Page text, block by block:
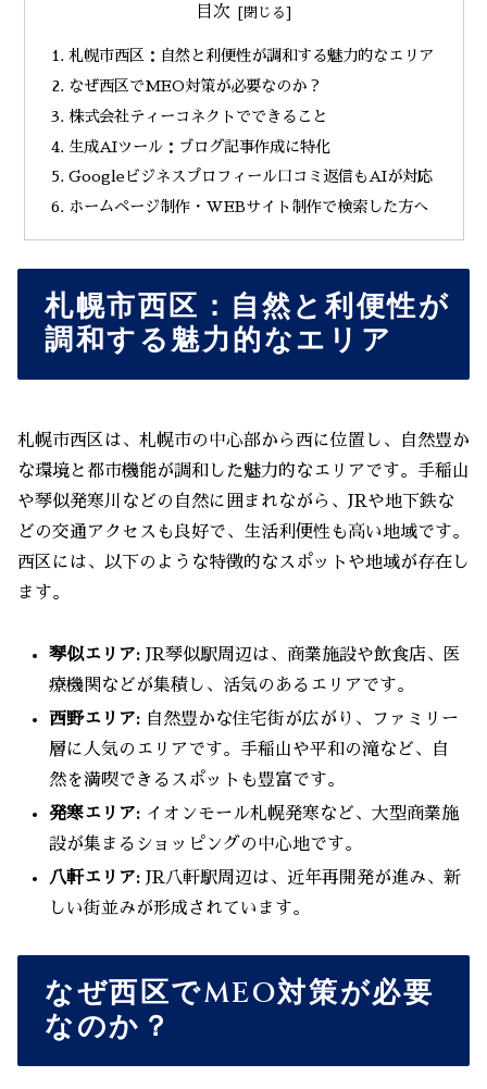
目次
札幌市西区：自然と利便性が調和する魅力的なエリア
なぜ西区でMEO対策が必要なのか？
株式会社ティーコネクトでできること
生成AIツール：ブログ記事作成に特化
Googleビジネスプロフィール口コミ返信もAIが対応
ホームページ制作・WEBサイト制作で検索した方へ
札幌市西区：自然と利便性が
調和する魅力的なエリア
札幌市西区は、札幌市の中心部から西に位置し、自然豊か
な環境と都市機能が調和した魅力的なエリアです。手稲山
や琴似発寒川などの自然に囲まれながら、JRや地下鉄な
どの交通アクセスも良好で、生活利便性も高い地域です。
西区には、以下のような特徴的なスポットや地域が存在し
ます。
琴似エリア: JR琴似駅周辺は、商業施設や飲食店、医
療機関などが集積し、活気のあるエリアです。
西野エリア: 自然豊かな住宅街が広がり、ファミリー
層に人気のエリアです。手稲山や平和の滝など、自
然を満喫できるスポットも豊富です。
発寒エリア: イオンモール札幌発寒など、大型商業施
設が集まるショッピングの中心地です。
八軒エリア: JR八軒駅周辺は、近年再開発が進み、新
しい街並みが形成されています。
なぜ西区でMEO対策が必要
なのか？